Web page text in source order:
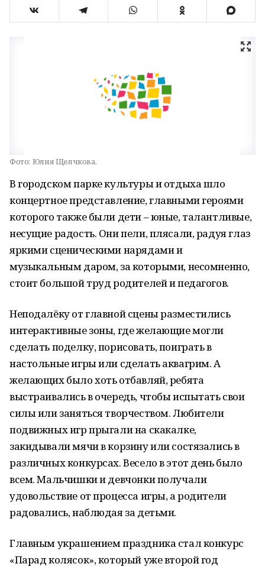
Фото: Юлия Щелчкова.
В городском парке культуры и отдыха шло
концертное представление, главными героями
которого также были дети – юные, талантливые,
несущие радость. Они пели, плясали, радуя глаз
яркими сценическими нарядами и
музыкальным даром, за которыми, несомненно,
стоит большой труд родителей и педагогов.
Неподалёку от главной сцены разместились
интерактивные зоны, где желающие могли
сделать поделку, порисовать, поиграть в
настольные игры или сделать аквагрим. А
желающих было хоть отбавляй, ребята
выстраивались в очередь, чтобы испытать свои
силы или заняться творчеством. Любители
подвижных игр прыгали на скакалке,
закидывали мячи в корзину или состязались в
различных конкурсах. Весело в этот день было
всем. Мальчишки и девчонки получали
удовольствие от процесса игры, а родители
радовались, наблюдая за детьми.
Главным украшением праздника стал конкурс
«Парад колясок», который уже второй год